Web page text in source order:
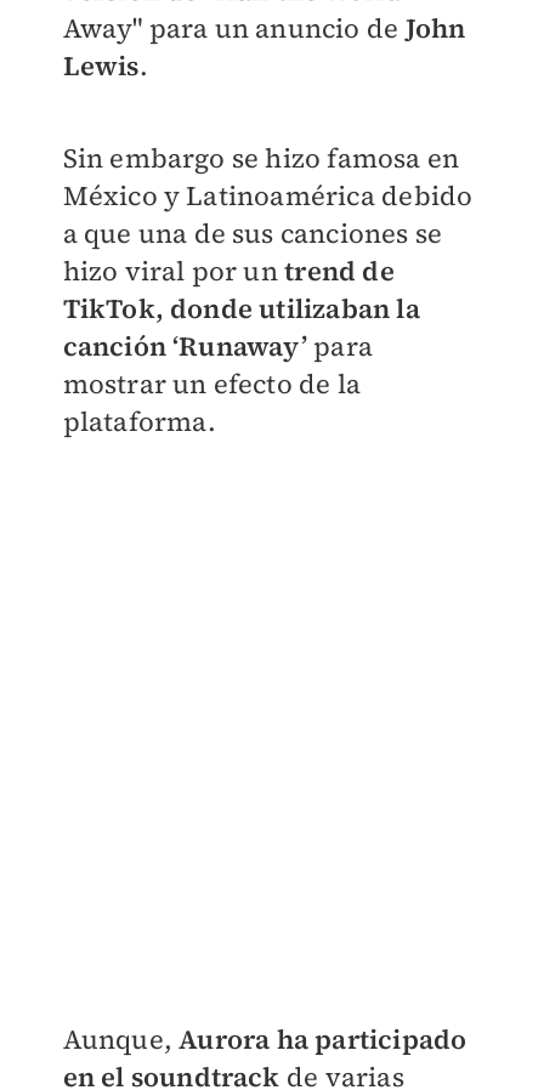
Away" para un anuncio de John
Lewis.
Sin embargo se hizo famosa en
México y Latinoamérica debido
a que una de sus canciones se
hizo viral por untrend de
TikTok, donde utilizaban la
canción ‘Runaway’para
mostrar un efecto de la
plataforma.
Aunque,Aurora ha participado
en el soundtrack de varias